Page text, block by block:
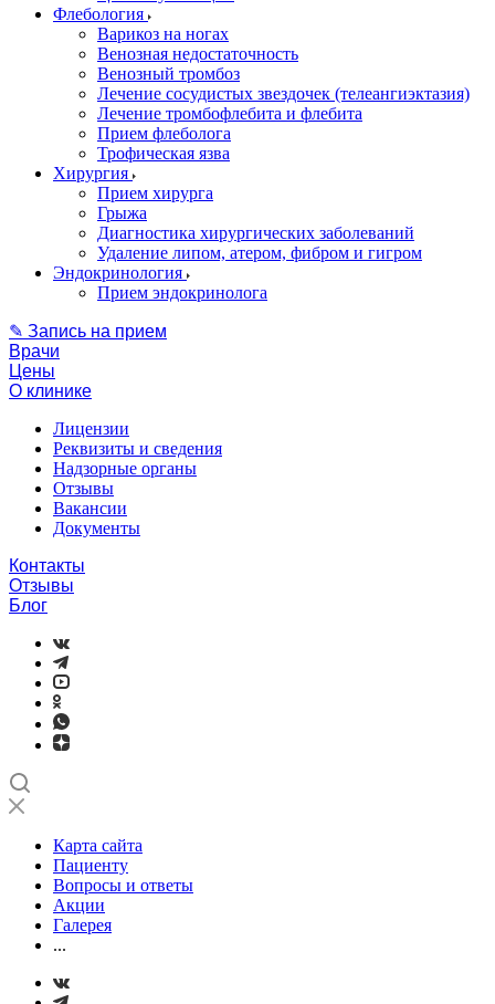
Флебология
Варикоз на ногах
Венозная недостаточность
Венозный тромбоз
Лечение сосудистых звездочек (телеангиэктазия)
Лечение тромбофлебита и флебита
Прием флеболога
Трофическая язва
Хирургия
Прием хирурга
Грыжа
Диагностика хирургических заболеваний
Удаление липом, атером, фибром и гигром
Эндокринология
Прием эндокринолога
✎ Запись на прием
Врачи
Цены
О клинике
Лицензии
Реквизиты и сведения
Надзорные органы
Отзывы
Вакансии
Документы
Контакты
Отзывы
Блог
Карта сайта
Пациенту
Вопросы и ответы
Акции
Галерея
...